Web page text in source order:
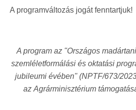
A programváltozás jogát fenntartjuk!
A program az "Országos
szemléletformálási és oktatási
jubileumi évében" (NPTF/673/
az Agrárminisztérium